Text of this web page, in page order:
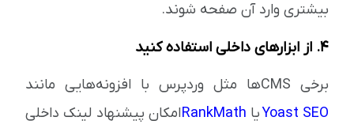
بیشتری وارد آن صفحه شوند.
4. از ابزارهای داخلی استفاده کنید
برخی CMSها مثل وردپرس با افزونه‌هایی مانند
Yoast SEOیا RankMathامکان پیشنهاد لینک داخلی